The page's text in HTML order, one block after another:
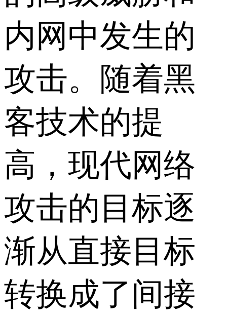
内网中发生的
攻击。随着黑
客技术的提
高，现代网络
攻击的目标逐
渐从直接目标
转换成了间接